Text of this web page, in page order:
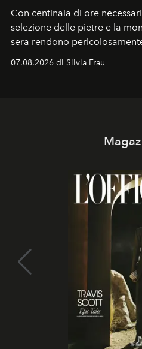
Con centinaia di ore
selezione delle pietre e la
sera rendono
cognizione del tempo. Ma
07.08.2026 di Silvia Frau